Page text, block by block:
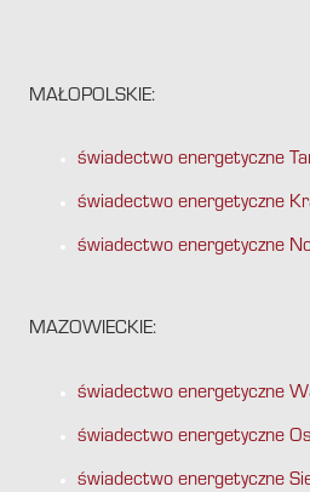
MAŁOPOLSKIE:
świadectwo energetyczne
świadectwo energetyczne
świadectwo energetyczne
MAZOWIECKIE:
świadectwo energetyczne
świadectwo energetyczne
świadectwo energetyczne